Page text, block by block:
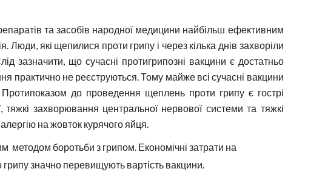
та засобів народної медицини найбільш ефективним
які щепилися проти грипу і через кілька днів захворіли
зазначити, що сучасні протигрипозні вакцини є достатньо
практично не реєструються. Тому майже всі сучасні вакцини
до проведення щеплень проти грипу є гострі
тяжкі захворювання центральної нервової системи та тяжкі
на жовток курячого яйця.
методом боротьби з грипом. Економічні затрати на
значно перевищують вартість вакцини.